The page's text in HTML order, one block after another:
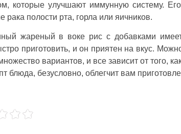
которые улучшают иммунную систему.
рака полости рта, горла или яичников.
жареный в воке рис с добавками
приготовить, и он приятен на вкус.
вариантов, и все зависит от того,
блюда, безусловно, облегчит вам